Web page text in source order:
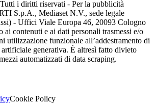
i diritti riservati - Per la pubblicità
S.p.A., Mediaset N.V., sede legale
- Uffici Viale Europa 46, 20093 Cologno
ai contenuti e ai dati personali trasmessi e/o
utilizzazione funzionale all’addestramento di
generativa. È altresì fatto divieto
automatizzati di data scraping.
Cookie Policy